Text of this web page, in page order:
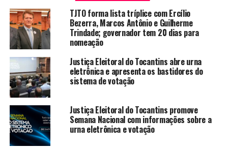
TJTO forma lista tríplice com Ercílio
Bezerra, Marcos Antônio e Guilherme
Trindade; governador tem 20 dias para
nomeação
Justiça Eleitoral do Tocantins abre urna
eletrônica e apresenta os bastidores do
sistema de votação
Justiça Eleitoral do Tocantins promove
Semana Nacional com informações sobre a
urna eletrônica e votação